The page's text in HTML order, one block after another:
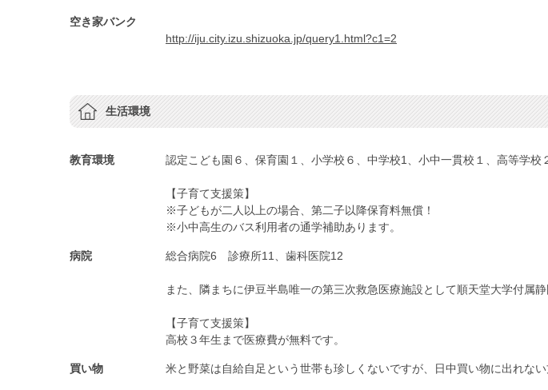
空き家バンク
http://iju.city.izu.shizuoka.jp/query1.html?c1=2
生活環境
教育環境 認定こども園６、保育園１、小学校６、中学校1、小中一貫校１、高等学校
【子育て支援策】
※子どもが二人以上の場合、第二子以降保育料無償！
※小中高生のバス利用者の通学補助あります。
病院 総合病院6 診療所11、歯科医院12
また、隣まちに伊豆半島唯一の第三次救急医療施設として順天堂大学付属
【子育て支援策】
高校３年生まで医療費が無料です。
買い物 米と野菜は自給自足という世帯も珍しくないですが、日中買い物に出れな